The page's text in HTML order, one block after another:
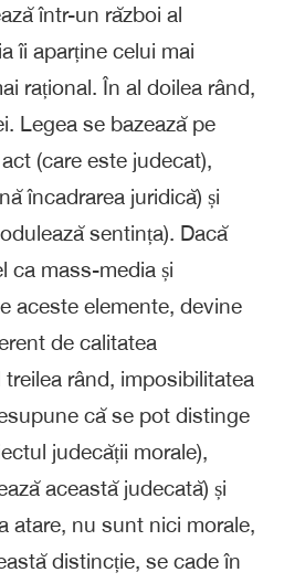
într-un război al
îi aparține celui mai
rațional. În al doilea rând,
Legea se bazează pe
(care este judecat),
încadrarea juridică) și
sentința). Dacă
ca mass-media și
aceste elemente, devine
de calitatea
rând, imposibilitatea
că se pot distinge
judecății morale),
această judecată) și
atare, nu sunt nici morale,
distincție, se cade în